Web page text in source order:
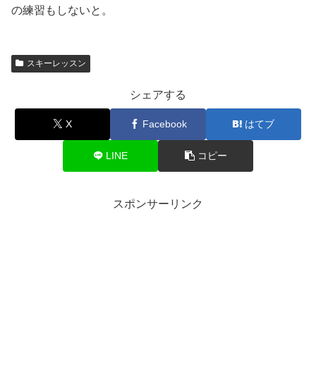
の練習もしないと。
スキーレッスン
シェアする
X Facebook はてブ
LINE コピー
スポンサーリンク